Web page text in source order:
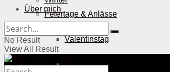
Feiertage & Anlässe
Valentinstag
Ostern
Über mich
No Result
View All Result